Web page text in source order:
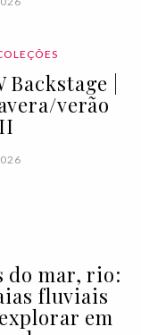
Backstage |
verão
do mar, rio:
fluviais
em